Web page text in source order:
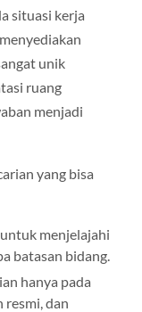
situasi kerja
unik
ruang
menjadi
yang bisa
menjelajahi
batasan bidang.
hanya pada
dan